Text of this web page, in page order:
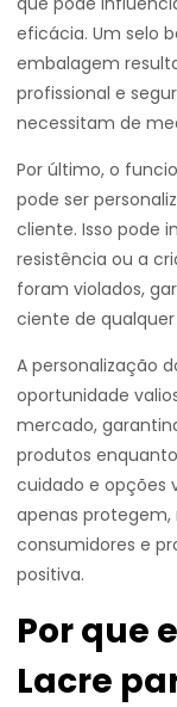
eficácia. Um selo
embalagem
profissional e
necessitam de
Por último, o
pode ser
cliente. Isso pode
resistência ou a
foram violados,
ciente de
A personalização
oportunidade
mercado,
produtos
cuidado e opções
apenas
consumidores e
positiva.
Por que
Lacre